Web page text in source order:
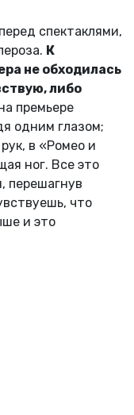
спектаклями,
К
не обходилась
либо
премьере
одним глазом;
в «Ромео и
ног. Все это
перешагнув
что
и это